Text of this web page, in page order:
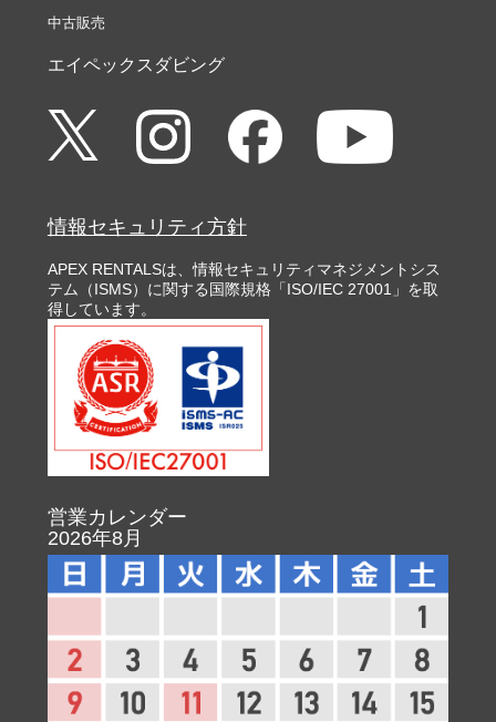
中古販売
エイペックスダビング
情報セキュリティ方針
APEX RENTALSは、情報セキュリティマネジメントシス
テム（ISMS）に関する国際規格「ISO/IEC 27001」を取
得しています。
営業カレンダー
2026年8月